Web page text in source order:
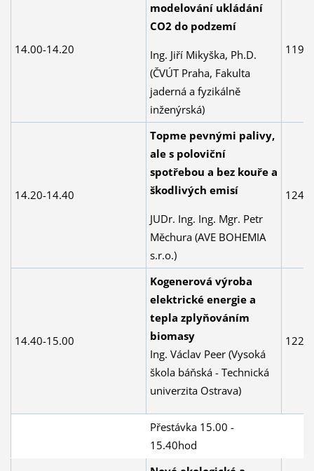
14.00-14.20
modelování ukládání
CO2 do podzemí
Ing. Jiří Mikyška, Ph.D.
(ČVÚT Praha, Fakulta
jaderná a fyzikálně
inženýrská)
119
14.20-14.40
Topme pevnými palivy,
ale s poloviční
spotřebou a bez kouře a
škodlivých emisí
JUDr. Ing. Ing. Mgr. Petr
Měchura (AVE BOHEMIA
s.r.o.)
124
14.40-15.00
Kogenerová výroba
elektrické energie a
tepla zplyňováním
biomasy
Ing. Václav Peer (Vysoká
škola báňská - Technická
univerzita Ostrava)
122
Přestávka 15.00 -
15.40hod